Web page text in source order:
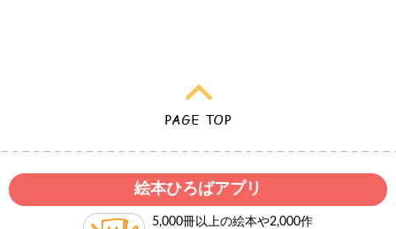
絵本ひろばアプリ
5,000冊以上の絵本や2,000作